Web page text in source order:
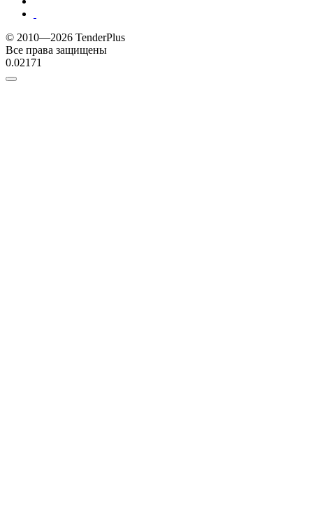
© 2010—2026 TenderPlus
Все права защищены
0.02171